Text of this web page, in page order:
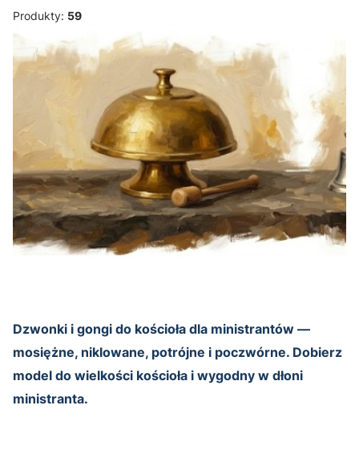
Produkty: 59
Dzwonki i gongi do kościoła dla ministrantów —
mosiężne, niklowane, potrójne i poczwórne. Dobierz
model do wielkości kościoła i wygodny w dłoni
ministranta.